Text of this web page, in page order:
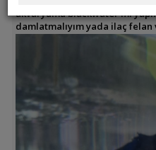
akvaryumu blackwater mi
damlatmalıyım yada ilaç